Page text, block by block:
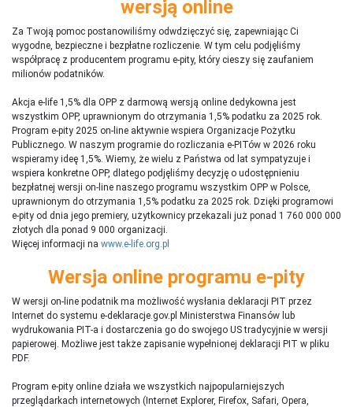
wersją online
Za Twoją pomoc postanowiliśmy odwdzięczyć się, zapewniając Ci
wygodne, bezpieczne i bezpłatne rozliczenie. W tym celu podjęliśmy
współpracę z producentem programu e-pity, który cieszy się zaufaniem
milionów podatników.
Akcja e-life 1,5% dla OPP z darmową wersją online dedykowna jest
wszystkim OPP, uprawnionym do otrzymania 1,5% podatku za 2025 rok.
Program e-pity 2025 on-line aktywnie wspiera Organizacje Pożytku
Publicznego. W naszym programie do rozliczania e-PITów w 2026 roku
wspieramy ideę 1,5%. Wiemy, że wielu z Państwa od lat sympatyzuje i
wspiera konkretne OPP, dlatego podjęliśmy decyzję o udostępnieniu
bezpłatnej wersji on-line naszego programu wszystkim OPP w Polsce,
uprawnionym do otrzymania 1,5% podatku za 2025 rok. Dzięki programowi
e-pity od dnia jego premiery, użytkownicy przekazali już ponad 1 760 000 000
złotych dla ponad 9 000 organizacji.
Więcej informacji na www.e-life.org.pl
Wersja online programu e-pity
W wersji on-line podatnik ma możliwość wysłania deklaracji PIT przez
Internet do systemu e-deklaracje.gov.pl Ministerstwa Finansów lub
wydrukowania PIT-a i dostarczenia go do swojego US tradycyjnie w wersji
papierowej. Możliwe jest także zapisanie wypełnionej deklaracji PIT w pliku
PDF.
Program e-pity online działa we wszystkich najpopularniejszych
przeglądarkach internetowych (Internet Explorer, Firefox, Safari, Opera,